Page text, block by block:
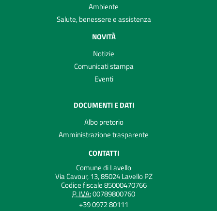
Ambiente
Salute, benessere e assistenza
NOVITÀ
Notizie
Comunicati stampa
Eventi
DOCUMENTI E DATI
Albo pretorio
Amministrazione trasparente
CONTATTI
Comune di Lavello
Via Cavour, 13, 85024 Lavello PZ
Codice fiscale 85000470766
P. IVA:00789800760
+39 0972 80111